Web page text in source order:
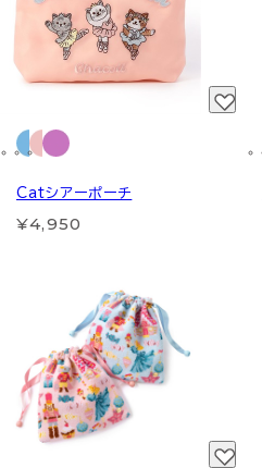
Catシアーポーチ
¥4,950